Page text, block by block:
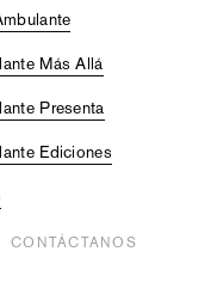
Más Allá
Presenta
Ediciones
CONTÁCTANOS